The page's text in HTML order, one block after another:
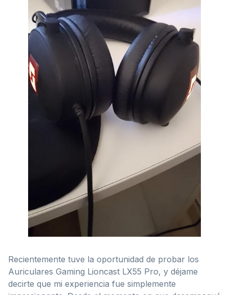
Recientemente tuve la oportunidad de probar los
Auriculares Gaming Lioncast LX55 Pro, y déjame
decirte que mi experiencia fue simplemente